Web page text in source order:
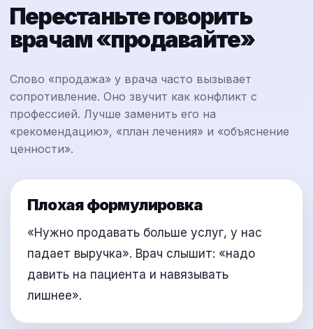
Перестаньте говорить
врачам «продавайте»
Слово «продажа» у врача часто вызывает
сопротивление. Оно звучит как конфликт с
профессией. Лучше заменить его на
«рекомендацию», «план лечения» и «объяснение
ценности».
Плохая формулировка
«Нужно продавать больше услуг, у нас
падает выручка». Врач слышит: «надо
давить на пациента и навязывать
лишнее».